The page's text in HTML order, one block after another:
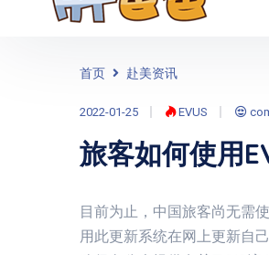
首页 赴美资讯
2022-01-25 EVUS
旅客如何使用
目前为止，中国旅客尚无需
用此更新系统在网上更新自